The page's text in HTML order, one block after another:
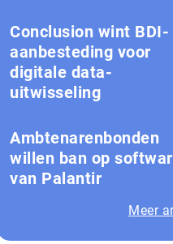
Conclusion wint BDI-
aanbesteding voor
digitale data-
uitwisseling
Ambtenarenbonden
willen ban op
van Palantir
Meer